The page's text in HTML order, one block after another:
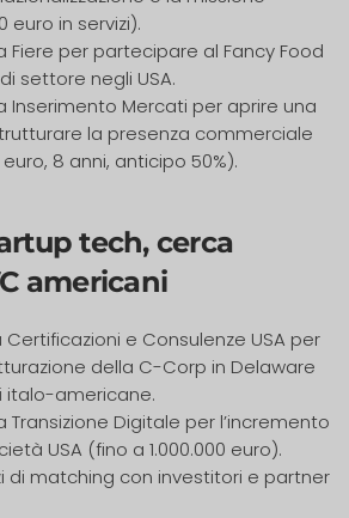
euro in servizi).
Fiere per partecipare al Fancy Food
settore negli USA.
Inserimento Mercati per aprire una
la presenza commerciale
8 anni, anticipo 50%).
tech, cerca
americani
Certificazioni e Consulenze USA per
della C-Corp in Delaware
italo-americane.
Transizione Digitale per l’incremento
USA (fino a 1.000.000 euro).
di matching con investitori e partner